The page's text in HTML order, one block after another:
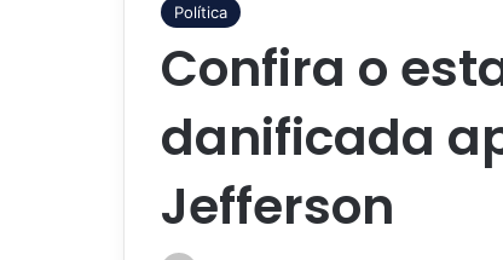
Política
Confira o
danificada
Jefferson